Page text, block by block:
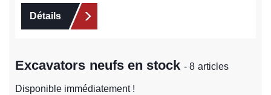
Détails
Excavators neufs en stock- 8 articles
Disponible immédiatement !